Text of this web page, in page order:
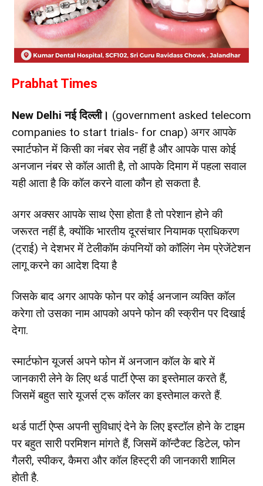
Prabhat Times
New Delhi नई दिल्ली। (government asked telecom
companies to start trials- for cnap) अगर आपके
स्मार्टफोन में किसी का नंबर सेव नहीं है और आपके पास कोई
अनजान नंबर से कॉल आती है, तो आपके दिमाग में पहला सवाल
यही आता है कि कॉल करने वाला कौन हो सकता है.
अगर अक्सर आपके साथ ऐसा होता है तो परेशान होने की
जरूरत नहीं है, क्योंकि भारतीय दूरसंचार नियामक प्राधिकरण
(ट्राई) ने देशभर में टेलीकॉम कंपनियों को कॉलिंग नेम प्रेजेंटेशन
लागू करने का आदेश दिया है
जिसके बाद अगर आपके फोन पर कोई अनजान व्यक्ति कॉल
करेगा तो उसका नाम आपको अपने फोन की स्क्रीन पर दिखाई
देगा.
स्मार्टफोन यूजर्स अपने फोन में अनजान कॉल के बारे में
जानकारी लेने के लिए थर्ड पार्टी ऐप्स का इस्तेमाल करते हैं,
जिसमें बहुत सारे यूजर्स ट्रू कॉलर का इस्तेमाल करते हैं.
थर्ड पार्टी ऐप्स अपनी सुविधाएं देने के लिए इस्टॉल होने के टाइम
पर बहुत सारी परमिशन मांगते हैं, जिसमें कॉन्टैक्ट डिटेल, फोन
गैलरी, स्पीकर, कैमरा और कॉल हिस्ट्री की जानकारी शामिल
होती है.